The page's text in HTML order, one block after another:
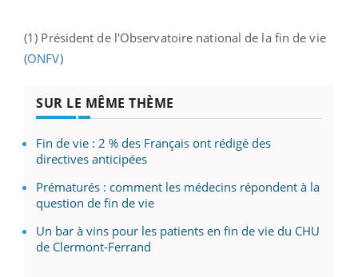
(1) Président de l'Observatoire national de la fin de vie
(ONFV)
SUR LE MÊME THÈME
Fin de vie : 2 % des Français ont rédigé des
directives anticipées
Prématurés : comment les médecins répondent à la
question de fin de vie
Un bar à vins pour les patients en fin de vie du CHU
de Clermont-Ferrand